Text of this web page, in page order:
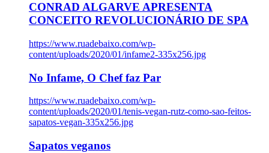
CONRAD ALGARVE APRESENTA
CONCEITO REVOLUCIONÁRIO DE SPA
https://www.ruadebaixo.com/wp-
content/uploads/2020/01/infame2-335x256.jpg
No Infame, O Chef faz Par
https://www.ruadebaixo.com/wp-
content/uploads/2020/01/tenis-vegan-rutz-como-sao-feitos-
sapatos-vegan-335x256.jpg
Sapatos veganos